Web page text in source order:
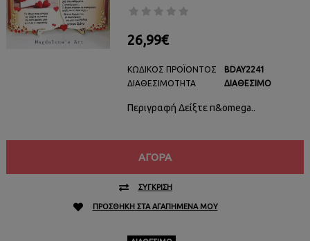
26,99€
ΚΩΔΙΚΌΣ ΠΡΟΪΌΝΤΟΣ
ΔΙΑΘΕΣΙΜΌΤΗΤΑ
BDAY2241
ΔΙΑΘΈΣΙΜΟ
Περιγραφή Δείξτε π&omega..
ΑΓΟΡΆ
ΣΎΓΚΡΙΣΗ
ΠΡΟΣΘΉΚΗ ΣΤΑ ΑΓΑΠΗΜΈΝΑ ΜΟΥ